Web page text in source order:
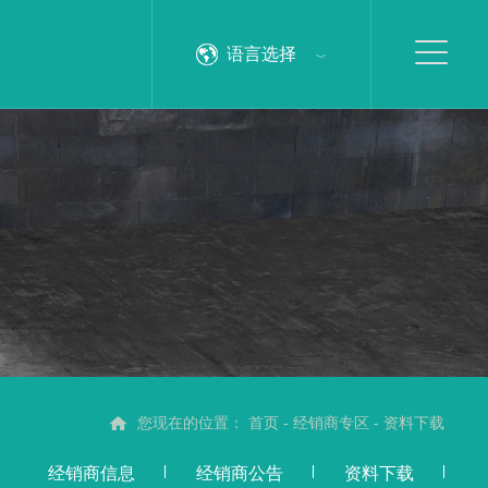
语言选择
您现在的位置： 首页 - 经销商专区 - 资料下载
经销商信息 经销商公告 资料下载